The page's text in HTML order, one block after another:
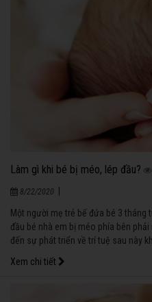
Làm gì khi bé bị méo, lép đầu?
8/22/2020
Một người mẹ trẻ bế đứa bé 3 tháng
đầu bé nhà em bị méo phía bên
đến sự phát triển về trí tuệ sau này
Xem chi tiết